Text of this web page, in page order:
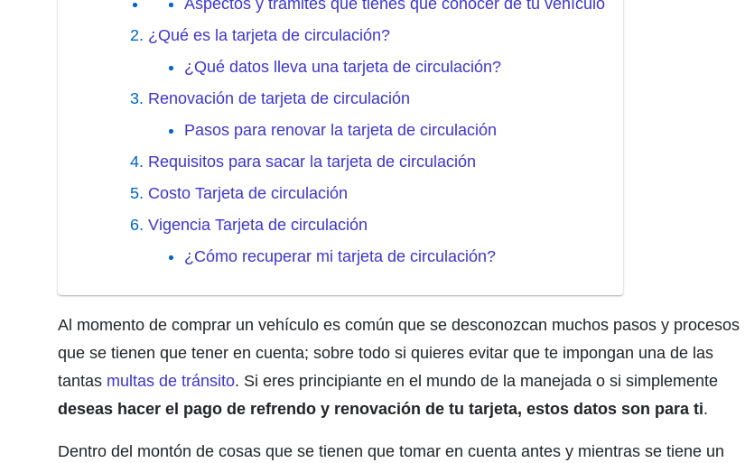
Aspectos y trámites que tienes que conocer de tu vehículo
¿Qué es la tarjeta de circulación?
¿Qué datos lleva una tarjeta de circulación?
Renovación de tarjeta de circulación
Pasos para renovar la tarjeta de circulación
Requisitos para sacar la tarjeta de circulación
Costo Tarjeta de circulación
Vigencia Tarjeta de circulación
¿Cómo recuperar mi tarjeta de circulación?
Al momento de comprar un vehículo es común que se desconozcan muchos pasos y procesos
que se tienen que tener en cuenta; sobre todo si quieres evitar que te impongan una de las
tantas multas de tránsito. Si eres principiante en el mundo de la manejada o si simplemente
deseas hacer el pago de refrendo y renovación de tu tarjeta, estos datos son para ti.
Dentro del montón de cosas que se tienen que tomar en cuenta antes y mientras se tiene un